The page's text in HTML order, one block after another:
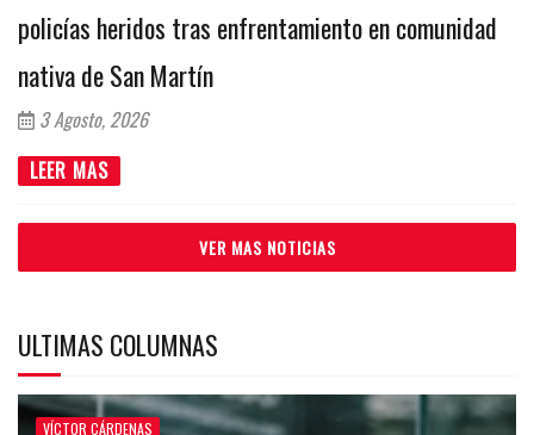
policías heridos tras enfrentamiento en comunidad
nativa de San Martín
3 Agosto, 2026
LEER MAS
VER MAS NOTICIAS
ULTIMAS COLUMNAS
VÍCTOR CÁRDENAS